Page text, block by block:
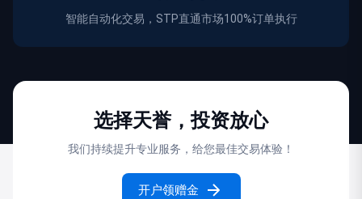
智能自动化交易，STP直通市场100%订单执行
选择天誉，投资放心
我们持续提升专业服务，给您最佳交易体验！
开户领赠金